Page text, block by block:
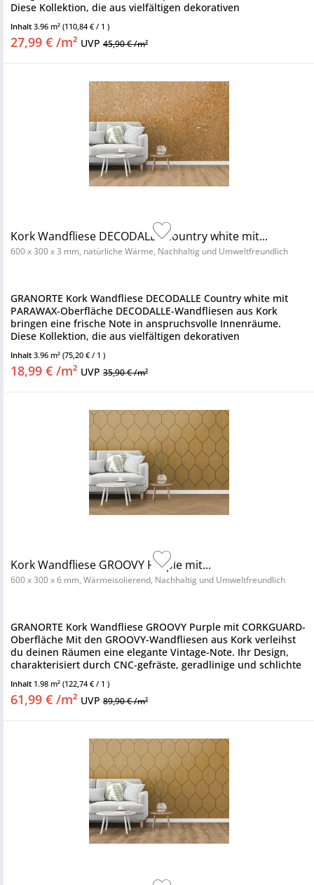
Diese Kollektion, die aus vielfältigen dekorativen
Korkoberflächen besteht, bietet...
Inhalt 3.96 m² (110,84 € / 1 )
27,99 € /m² UVP 45,90 € /m²
Kork Wandfliese DECODALLE Country white mit...
600 x 300 x 3 mm, natürliche Wärme, Nachhaltig und Umweltfreundlich
GRANORTE Kork Wandfliese DECODALLE Country white mit
PARAWAX-Oberfläche DECODALLE-Wandfliesen aus Kork
bringen eine frische Note in anspruchsvolle Innenräume.
Diese Kollektion, die aus vielfältigen dekorativen
Korkoberflächen besteht,...
Inhalt 3.96 m² (75,20 € / 1 )
18,99 € /m² UVP 35,90 € /m²
Kork Wandfliese GROOVY Purple mit...
600 x 300 x 6 mm, Wärmeisolierend, Nachhaltig und Umweltfreundlich
GRANORTE Kork Wandfliese GROOVY Purple mit CORKGUARD-
Oberfläche Mit den GROOVY-Wandfliesen aus Kork verleihst
du deinen Räumen eine elegante Vintage-Note. Ihr Design,
charakterisiert durch CNC-gefräste, geradlinige und schlichte
Inhalt 1.98 m² (122,74 € / 1 )
61,99 € /m² UVP 89,90 € /m²